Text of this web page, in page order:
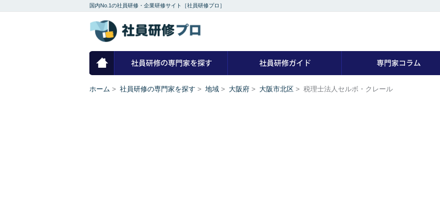
国内No.1の社員研修・企業研修サイト［社員研修プロ］
ホーム > 社員研修の専門家を探す > 地域 > 大阪府 > 大阪市北区 > 税理士法人セルボ・クレール